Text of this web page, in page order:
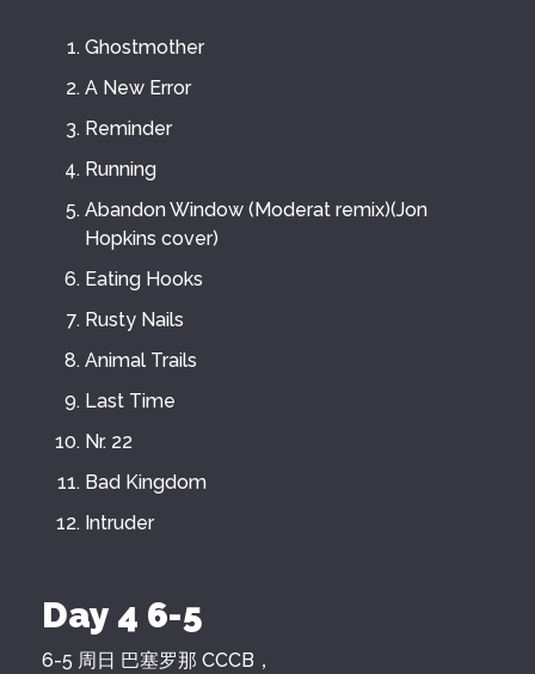
Ghostmother
A New Error
Reminder
Running
Abandon Window (Moderat remix)(Jon
Hopkins cover)
Eating Hooks
Rusty Nails
Animal Trails
Last Time
Nr. 22
Bad Kingdom
Intruder
Day 4 6-5
6-5 周日 巴塞罗那 CCCB，